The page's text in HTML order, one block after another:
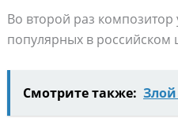
Во второй раз
популярных в российском
Смотрите также: